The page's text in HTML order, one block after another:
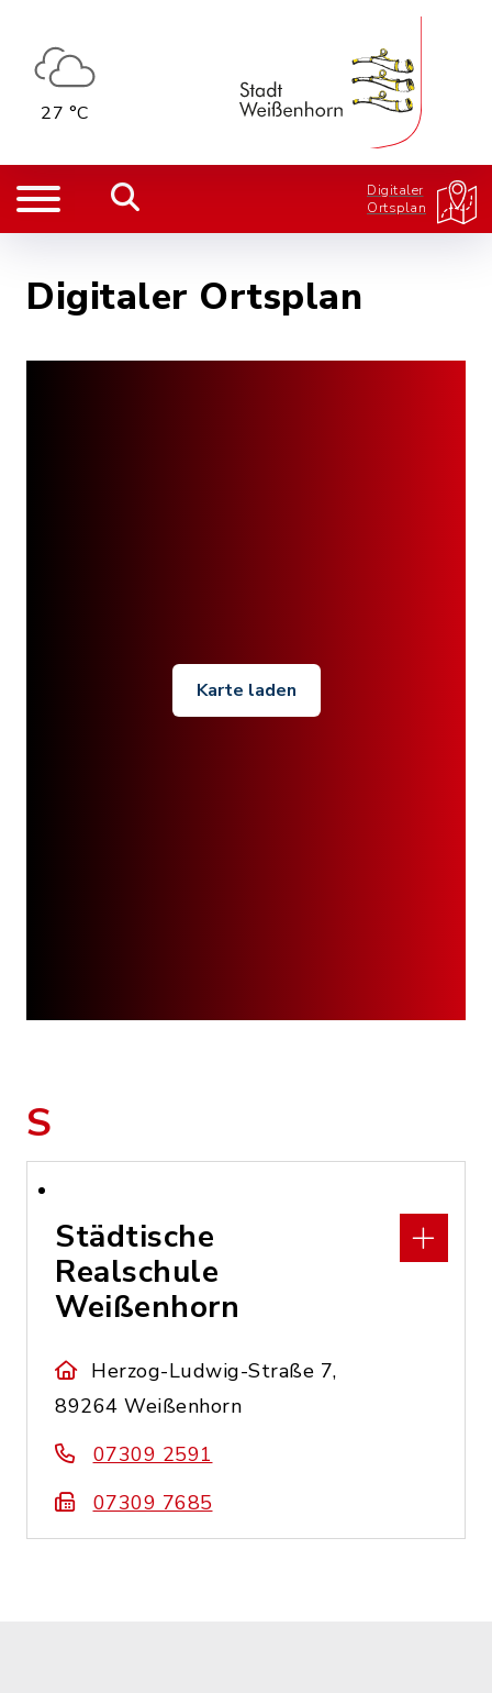
27 °C
Digitaler
Ortsplan
Digitaler Ortsplan
Karte laden
S
Städtische
Realschule
Weißenhorn
Herzog-Ludwig-Straße 7,
89264 Weißenhorn
07309 2591
07309 7685